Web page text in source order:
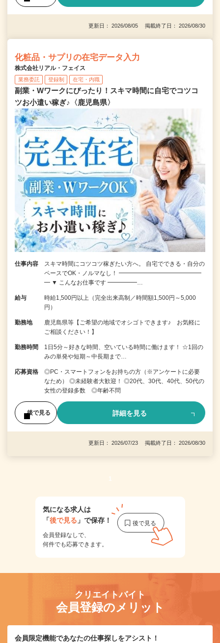
更新日： 2026/08/05 掲載終了日： 2026/08/30
化粧品・サプリの在宅データ入力
株式会社リアル・フェイス
業務委託 登録制 在宅・内職
副業・Wワークにぴったり！スキマ時間に自宅でコツコ
ツお小遣い稼ぎ♪〈鹿児島県〉
仕事内容
スキマ時間にコツコツ稼ぎたい方へ。 自宅でできる・自分の
ペースでOK・ノルマなし！ ━━━━━━━━━━━━━━
━ ▼ こんなお仕事です ━━━━━…
給与
時給1,500円以上（完全出来高制／時間額1,500円～5,000
円）
勤務地
鹿児島県等【ご希望の地域でオシゴトできます♪ お気軽に
ご相談ください！】
勤務時間
1日5分～好きな時間、空いている時間に働けます！ ☆1回の
みの単発や短期～中長期まで…
応募資格
◎PC・スマートフォンをお持ちの方（※アンケートに必要
なため） ◎未経験者大歓迎！ ◎20代、30代、40代、50代の
女性の登録多数 ◎年齢不問
後で見る 詳細を見る
更新日： 2026/07/23 掲載終了日： 2026/08/30
1
気になる求人は
「後で見る 」で保存！
会員登録なしで、
何件でも応募できます。
クリエイトバイト
会員登録のメリット
会員限定機能であなたの仕事探しをアシスト！